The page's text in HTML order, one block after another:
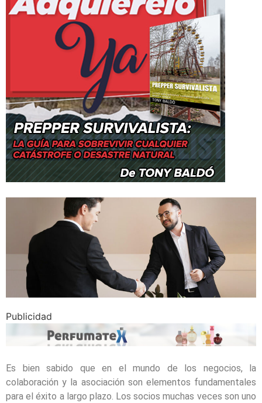
Publicidad
Es bien sabido que en el mundo de los negocios, la
colaboración y la asociación son elementos fundamentales
para el éxito a largo plazo. Los socios muchas veces son uno